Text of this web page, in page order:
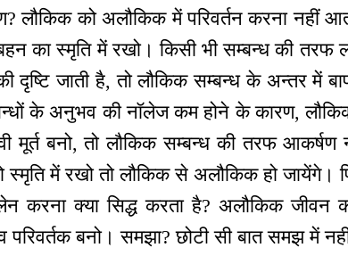
लौकिक को अलौकिक में परिवर्तन करना नहीं
का स्मृति में रखो। किसी भी सम्बन्ध की
दृष्टि जाती है, तो लौकिक सम्बन्ध के अन्तर में
के अनुभव की नॉलेज कम होने के कारण,
मूर्त बनो, तो लौकिक सम्बन्ध की तरफ
में रखो तो लौकिक से अलौकिक हो जायेंगे।
करना क्या सिद्ध करता है? अलौकिक
परिवर्तक बनो। समझा? छोटी सी बात समझ में